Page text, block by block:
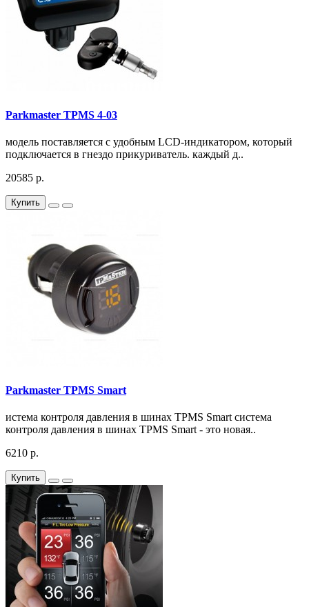
Parkmaster TPMS 4-03
модель поставляется с удобным LCD-индикатором, который
подключается в гнездо прикуриватель. каждый д..
20585 р.
Купить
Parkmaster TPMS Smart
истема контроля давления в шинах TPMS Smart система
контроля давления в шинах TPMS Smart - это новая..
6210 р.
Купить